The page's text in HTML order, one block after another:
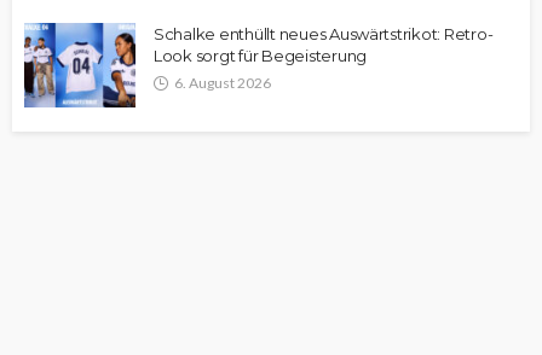
Schalke enthüllt neues Auswärtstrikot: Retro-
Look sorgt für Begeisterung
6. August 2026